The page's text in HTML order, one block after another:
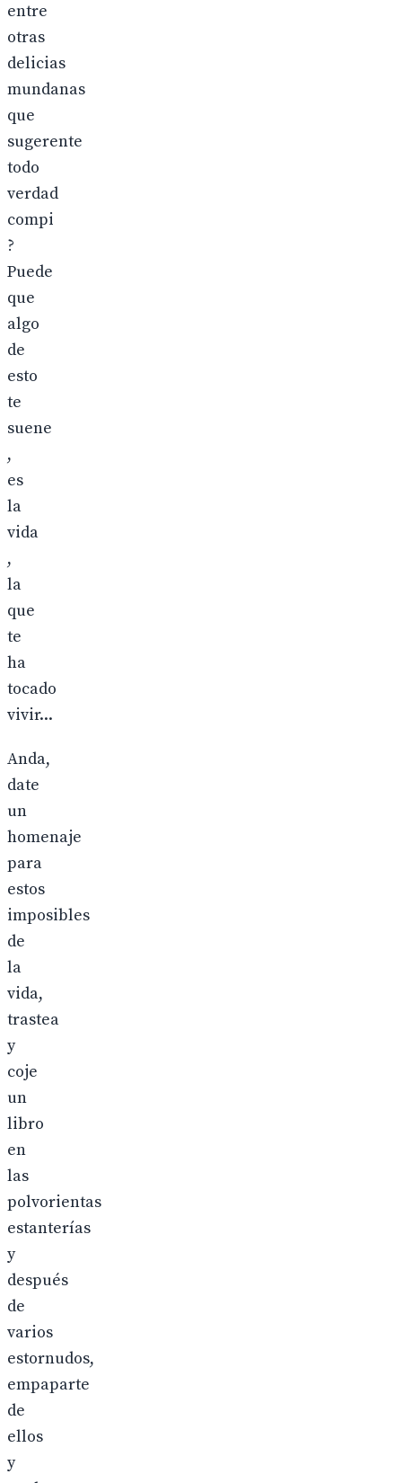
entre
otras
delicias
mundanas
que
sugerente
todo
verdad
compi
?
Puede
que
algo
de
esto
te
suene
,
es
la
vida
,
la
que
te
ha
tocado
vivir...
Anda,
date
un
homenaje
para
estos
imposibles
de
la
vida,
trastea
y
coje
un
libro
en
las
polvorientas
estanterías
y
después
de
varios
estornudos,
empaparte
de
ellos
y